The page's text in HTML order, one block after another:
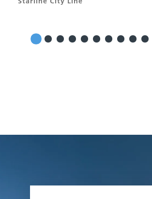
Starline City Line